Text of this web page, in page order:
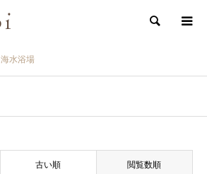
検索
海水浴場
古い順 閲覧数順